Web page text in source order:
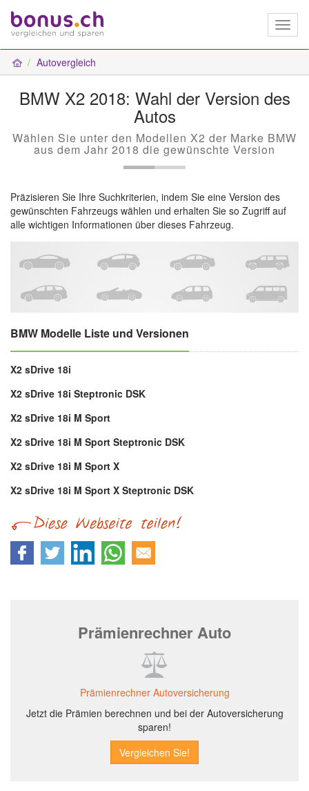
Autovergleich
BMW X2 2018: Wahl der Version des
Autos
Wählen Sie unter den Modellen X2 der Marke BMW
aus dem Jahr 2018 die gewünschte Version
Präzisieren Sie Ihre Suchkriterien, indem Sie eine Version des
gewünschten Fahrzeugs wählen und erhalten Sie so Zugriff auf
alle wichtigen Informationen über dieses Fahrzeug.
BMW Modelle Liste und Versionen
X2 sDrive 18i
X2 sDrive 18i Steptronic DSK
X2 sDrive 18i M Sport
X2 sDrive 18i M Sport Steptronic DSK
X2 sDrive 18i M Sport X
X2 sDrive 18i M Sport X Steptronic DSK
Prämienrechner Auto
Prämienrechner Autoversicherung
Jetzt die Prämien berechnen und bei der Autoversicherung
sparen!